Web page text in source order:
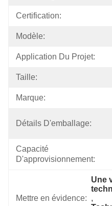
Certification:
Modèle:
Application Du Projet:
Taille:
Marque:
Détails D'emballage:
Capacité
D'approvisionnement:
Mettre en évidence:
Une
,